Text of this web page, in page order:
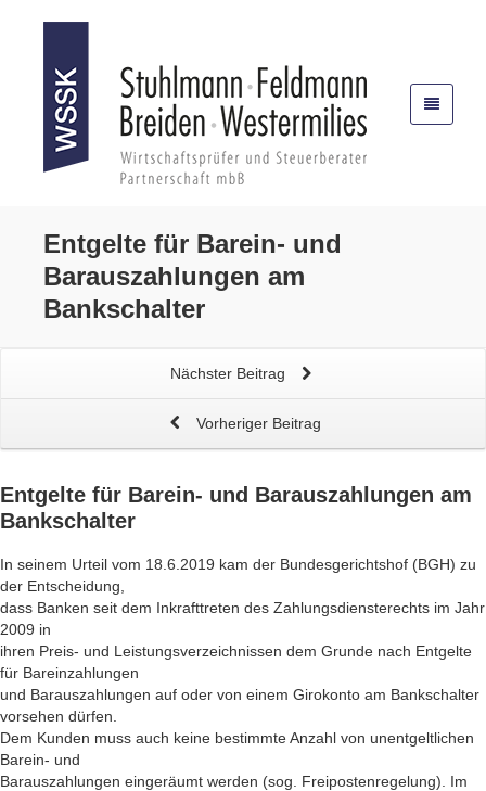
Entgelte für Barein- und
Barauszahlungen am
Bankschalter
Nächster Beitrag
Vorheriger Beitrag
Entgelte für Barein- und Barauszahlungen am
Bankschalter
In seinem Urteil vom 18.6.2019 kam der Bundesgerichtshof (BGH) zu
der Entscheidung,
dass Banken seit dem Inkrafttreten des Zahlungsdiensterechts im Jahr
2009 in
ihren Preis- und Leistungsverzeichnissen dem Grunde nach Entgelte
für Bareinzahlungen
und Barauszahlungen auf oder von einem Girokonto am Bankschalter
vorsehen dürfen.
Dem Kunden muss auch keine bestimmte Anzahl von unentgeltlichen
Barein- und
Barauszahlungen eingeräumt werden (sog. Freipostenregelung). Im